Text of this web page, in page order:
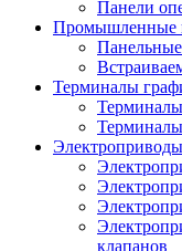
Панели
Промышленные
Терминалы
клапанов